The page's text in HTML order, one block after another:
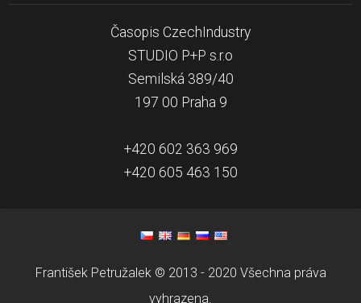
Časopis CzechIndustry
STUDIO P+P s.r.o
Semilská 389/40
197 00 Praha 9
+420 602 363 969
+420 605 463 150
František Petružalek © 2013 - 2020 Všechna práva
vyhrazena.